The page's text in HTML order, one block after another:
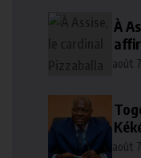
À
août
août